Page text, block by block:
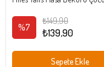
%7
₺139,90
₺149,90
Sepete Ekle